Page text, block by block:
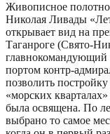
Живописное полотно
Николая Ливады
открывает вид на
Таганроге (Свято-
главнокомандующий
портом контр-
позволить
«морских
была освящена. По
выбрано то самое